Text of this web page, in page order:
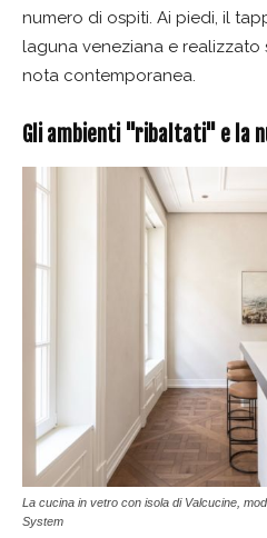
numero di ospiti. Ai piedi, il
laguna veneziana e realizzato
nota contemporanea.
Gli ambienti "ribaltati" e la
La cucina in vetro con isola di Valcucine,
System